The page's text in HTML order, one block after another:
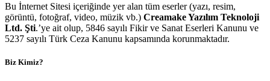
Bu İnternet Sitesi içeriğinde yer alan tüm eserler (yazı, resim,
görüntü, fotoğraf, video, müzik vb.) Creamake Yazılım Teknoloji
Ltd. Şti.’ye ait olup, 5846 sayılı Fikir ve Sanat Eserleri Kanunu ve
5237 sayılı Türk Ceza Kanunu kapsamında korunmaktadır.
Biz Kimiz?